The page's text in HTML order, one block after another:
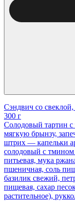
Сэндвич со
300 г
Солодовый тартин
мягкую брынзу,
штрих — капельки
солодовый с
питьевая, мука
пшеничная, соль
базилик свежий,
пищевая, сахар
растительное),